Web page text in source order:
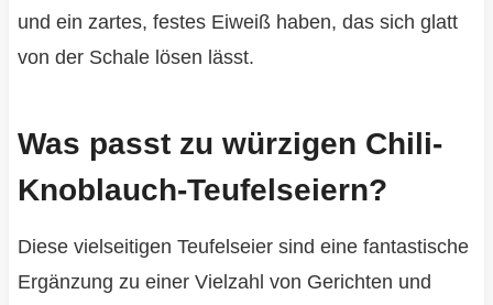
und ein zartes, festes Eiweiß haben, das sich glatt
von der Schale lösen lässt.
Was passt zu würzigen Chili-
Knoblauch-Teufelseiern?
Diese vielseitigen Teufelseier sind eine fantastische
Ergänzung zu einer Vielzahl von Gerichten und